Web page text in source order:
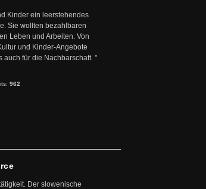
Kinder ein leerstehendes
Sie wollten bezahlbaren
Leben und Arbeiten. Von
und Kinder-Angebote
auch für die Nachbarschaft. "
962
Der slowenische